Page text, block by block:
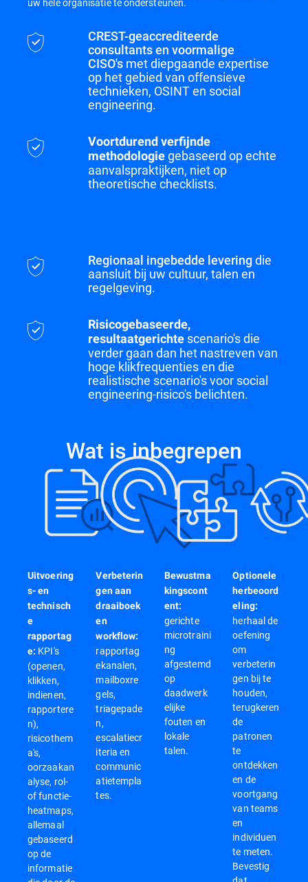
CREST-geaccrediteerde
consultants en voormalige
CISO's met diepgaande expertise
op het gebied van offensieve
technieken, OSINT en social
engineering.
Voortdurend verfijnde
methodologiegebaseerd op echte
aanvalspraktijken, niet op
theoretische checklists.
Regionaal ingebedde leveringdie
aansluit bij uw cultuur, talen en
regelgeving.
Risicogebaseerde,
resultaatgerichte scenario's die
verder gaan dan het nastreven van
hoge klikfrequenties en die
realistische scenario's voor social
engineering-risico's belichten.
Wat is inbegrepen
Uitvoering
s- en
technisch
e
rapportag
e: KPI's
(openen,
klikken,
indienen,
rapportere
n),
risicothem
a's,
oorzaakan
alyse, rol-
of functie-
heatmaps,
allemaal
gebaseerd
op de
informatie
Verbeterin
gen aan
draaiboek
en
workflow:
rapportag
ekanalen,
mailboxre
gels,
triagepade
n,
escalatiecr
iteria en
communic
atietempla
tes.
Bewustma
kingscont
ent:
gerichte
microtraini
ng
afgestemd
op
daadwerk
elijke
fouten en
lokale
talen.
Optionele
herbeoord
eling:
herhaal de
oefening
om
verbeterin
gen bij te
houden,
terugkeren
de
patronen
te
ontdekken
en de
voortgang
van teams
en
individuen
te meten.
Bevestig